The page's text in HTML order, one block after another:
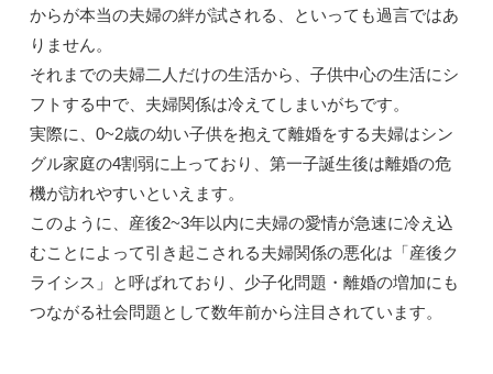
からが本当の夫婦の絆が試される、といっても過言ではあ
りません。
それまでの夫婦二人だけの生活から、子供中心の生活にシ
フトする中で、夫婦関係は冷えてしまいがちです。
実際に、0~2歳の幼い子供を抱えて離婚をする夫婦はシン
グル家庭の4割弱に上っており、第一子誕生後は離婚の危
機が訪れやすいといえます。
このように、産後2~3年以内に夫婦の愛情が急速に冷え込
むことによって引き起こされる夫婦関係の悪化は「産後ク
ライシス」と呼ばれており、少子化問題・離婚の増加にも
つながる社会問題として数年前から注目されています。